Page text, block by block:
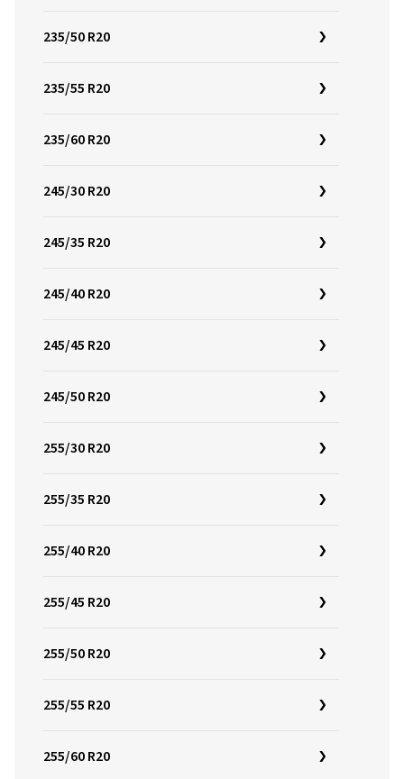
235/50 R20
235/55 R20
235/60 R20
245/30 R20
245/35 R20
245/40 R20
245/45 R20
245/50 R20
255/30 R20
255/35 R20
255/40 R20
255/45 R20
255/50 R20
255/55 R20
255/60 R20